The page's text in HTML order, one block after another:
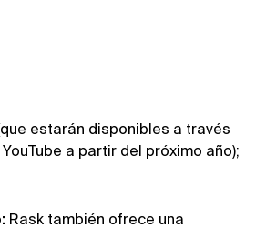
estarán disponibles a través
a partir del próximo año);
Rask también ofrece una